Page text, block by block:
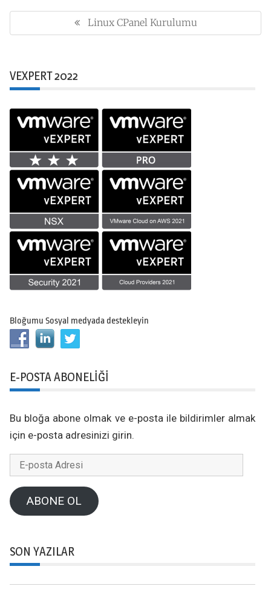
Previous
Post:
Linux CPanel Kurulumu
VEXPERT 2022
Bloğumu Sosyal medyada destekleyin
E-POSTA ABONELIĞI
Bu bloğa abone olmak ve e-posta ile bildirimler almak
için e-posta adresinizi girin.
posta
AdresiABONE OL
SON YAZILAR